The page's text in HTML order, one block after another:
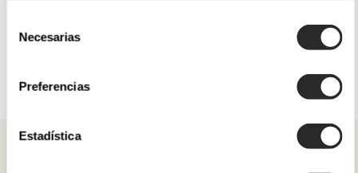
Necesarias
Preferencias
Estadística